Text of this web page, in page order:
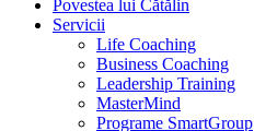
Povestea lui Cătălin
Servicii
Life Coaching
Business Coaching
Leadership Training
MasterMind
Programe SmartGroup